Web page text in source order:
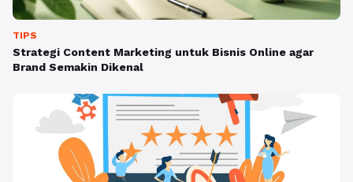
TIPS
Strategi Content Marketing untuk Bisnis Online agar
Brand Semakin Dikenal